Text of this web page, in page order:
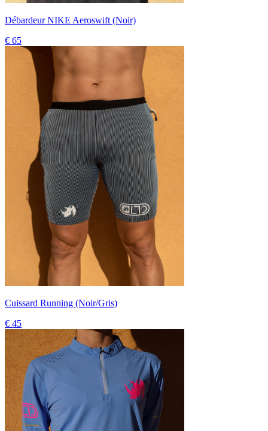
Débardeur NIKE Aeroswift (Noir)
€ 65
Cuissard Running (Noir/Gris)
€ 45